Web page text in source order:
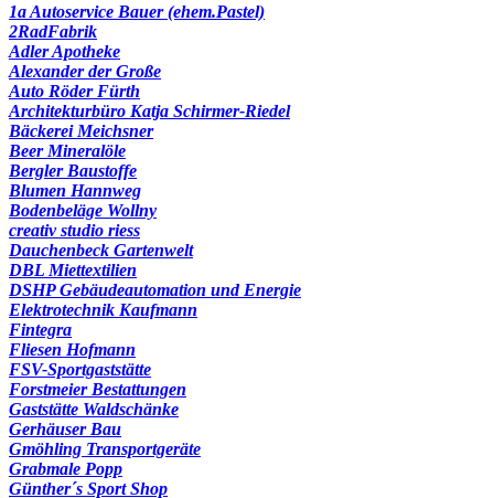
1a Autoservice Bauer (ehem.Pastel)
2RadFabrik
Adler Apotheke
Alexander der Große
Auto Röder Fürth
Architekturbüro Katja Schirmer-Riedel
Bäckerei Meichsner
Beer Mineralöle
Bergler Baustoffe
Blumen Hannweg
Bodenbeläge Wollny
creativ studio riess
Dauchenbeck Gartenwelt
DBL Miettextilien
DSHP Gebäudeautomation und Energie
Elektrotechnik Kaufmann
Fintegra
Fliesen Hofmann
FSV-Sportgaststätte
Forstmeier Bestattungen
Gaststätte Waldschänke
Gerhäuser Bau
Gmöhling Transportgeräte
Grabmale Popp
Günther´s Sport Shop